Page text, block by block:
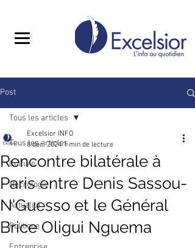
Post
Tous les articles
Culture
Nécrologie
Actualité
Politique
Tous les articles
Rencontre bilatérale à
Paris entre Denis Sassou-
N'Guesso et le Général
Brice Oligui Nguema
Excelsior INFO
8 déc. 2024 1 min de lecture